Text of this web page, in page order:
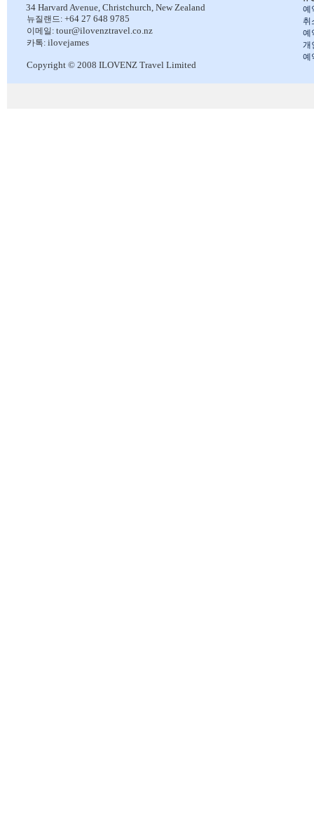
예
취
예
개
예
34 Harvard Avenue, Christchurch, New Zealand
뉴질랜드: +64 27 648 9785
이메일: tour@ilovenztravel.co.nz
카톡: ilovejames
Copyright © 2008 ILOVENZ Travel Limited